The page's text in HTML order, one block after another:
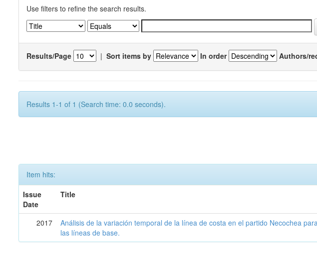
Use filters to refine the search results.
Results/Page | Sort items by In order Authors/
Results 1-1 of 1 (Search time: 0.0 seconds).
Item hits:
Issue
Date
Title
2017
Análisis de la variación temporal de la línea de costa en el partido Necochea
las líneas de base.